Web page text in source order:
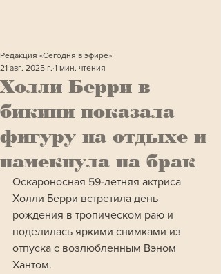
Холли Берри в
бикини показала
фигуру на отдыхе и
намекнула на брак
Редакция «Сегодня в эфире»
21 авг. 2025 г. 1 мин. чтения
Оскароносная 59-летняя актриса
Холли Берри встретила день
рождения в тропическом раю и
поделилась яркими снимками из
отпуска с возлюбленным Вэном
Хантом.